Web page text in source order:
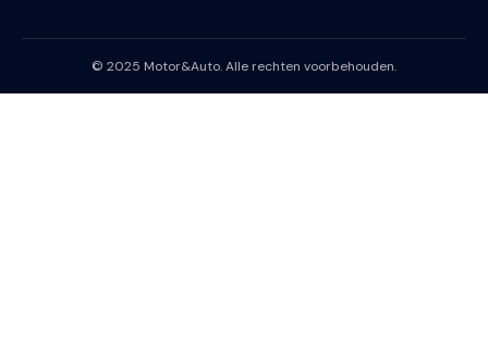
© 2025 Motor&Auto. Alle rechten voorbehouden.